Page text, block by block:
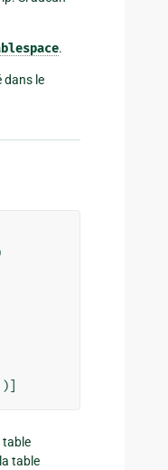
.
dans le
)]
table
table